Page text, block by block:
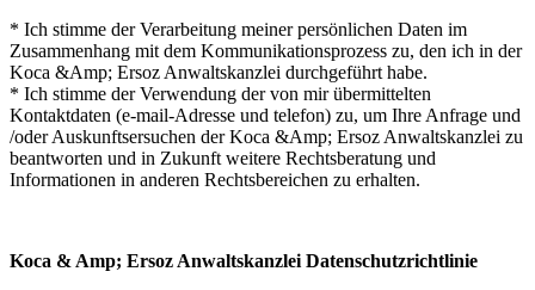
* Ich stimme der Verarbeitung meiner persönlichen Daten im
Zusammenhang mit dem Kommunikationsprozess zu, den ich in der
Koca &Amp; Ersoz Anwaltskanzlei durchgeführt habe.
* Ich stimme der Verwendung der von mir übermittelten
Kontaktdaten (e-mail-Adresse und telefon) zu, um Ihre Anfrage und
/oder Auskunftsersuchen der Koca &Amp; Ersoz Anwaltskanzlei zu
beantworten und in Zukunft weitere Rechtsberatung und
Informationen in anderen Rechtsbereichen zu erhalten.
Koca & Amp; Ersoz Anwaltskanzlei Datenschutzrichtlinie